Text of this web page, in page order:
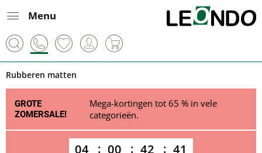
Menu
Rubberen matten
GROTE
ZOMERSALE!
Mega-kortingen tot 65 % in vele
categorieën.
04 00 42 41